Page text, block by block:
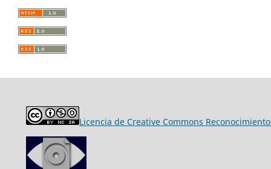
Licencia de Creative Commons